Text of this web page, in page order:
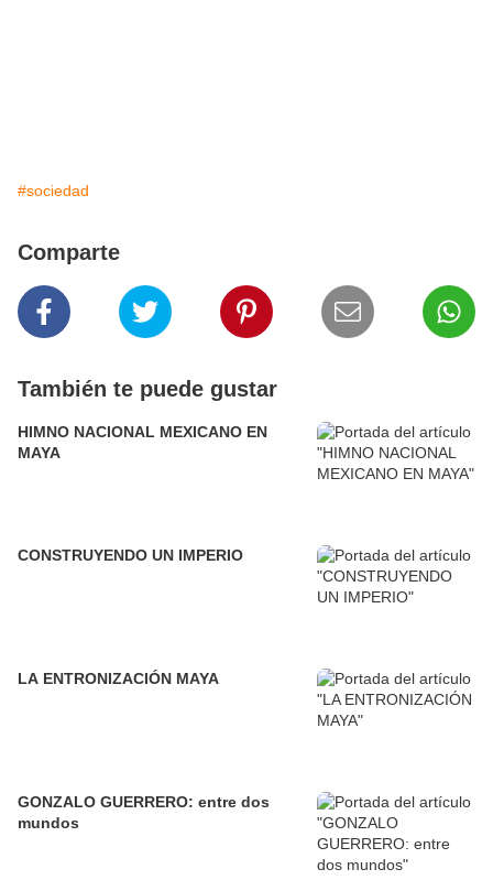
#sociedad
Comparte
También te puede gustar
HIMNO NACIONAL MEXICANO EN
MAYA
CONSTRUYENDO UN IMPERIO
LA ENTRONIZACIÓN MAYA
GONZALO GUERRERO: entre dos
mundos